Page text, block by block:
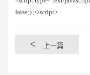
false;};</script>
< 上一篇